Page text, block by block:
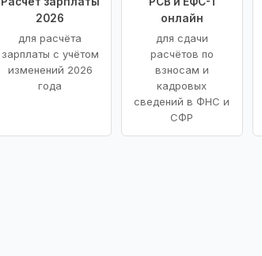
2026
для расчёта
зарплаты с учётом
изменений 2026
года
онлайн
для сдачи
расчётов по
взносам и
кадровых
сведений в ФНС и
СФР